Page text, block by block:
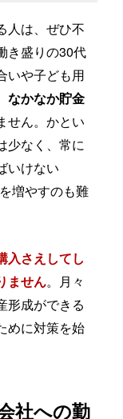
人は、ぜひ不
き盛りの30代
いや子ども用
なかなか貯金
せん。かとい
少なく、常に
いけない
増やすのも難
入さえしてし
ません。月々
形成ができる
めに対策を始
社への勤